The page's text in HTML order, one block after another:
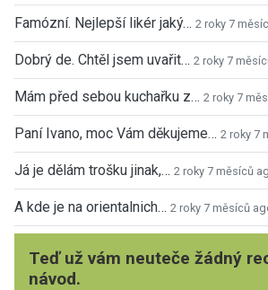
Famózní. Nejlepší likér jaký… 2 roky 7
Dobrý de. Chtěl jsem uvařit… 2 roky 7
Mám před sebou kuchařku z… 2 roky 7
Paní Ivano, moc Vám děkujeme… 2 roky 7
Já je dělám trošku jinak,… 2 roky 7 měsíců
A kde je na orientalnich… 2 roky 7 měsíců
Teď už vám neuteče žádný
návod.